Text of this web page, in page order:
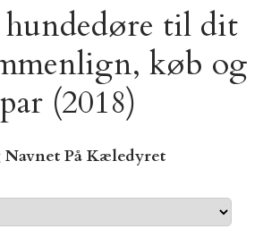
hundedøre til dit
køb og
(2018)
På Kæledyret